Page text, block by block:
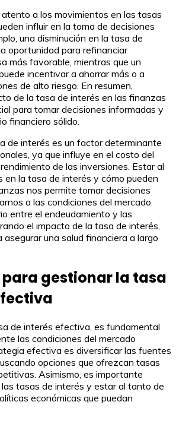
a los movimientos en las tasas
influir en la toma de decisiones
una disminución en la tasa de
oportunidad para refinanciar
más favorable, mientras que un
incentivar a ahorrar más o a
de alto riesgo. En resumen,
de la tasa de interés en las finanzas
para tomar decisiones informadas y
financiero sólido.
de interés es un factor determinante
ya que influye en el costo del
de las inversiones. Estar al
en la tasa de interés y cómo pueden
nos permite tomar decisiones
a las condiciones del mercado.
entre el endeudamiento y las
el impacto de la tasa de interés,
una salud financiera a largo
gestionar la tasa
de interés efectiva, es fundamental
las condiciones del mercado
efectiva es diversificar las fuentes
opciones que ofrezcan tasas
Asimismo, es importante
tasas de interés y estar al tanto de
económicas que puedan